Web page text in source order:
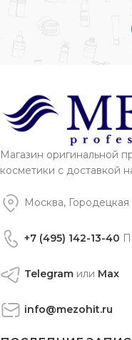
Магазин оригинальной
косметики с доставкой
Москва, Городецкая
+7 (495) 142-13-40
Telegram или Max
info@mezohit.ru